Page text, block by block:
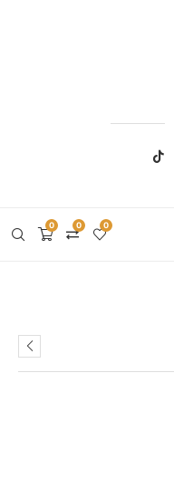
0 0 0